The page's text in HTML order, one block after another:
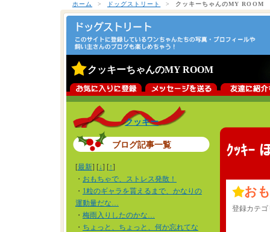
ホーム > ドッグストリート > クッキーちゃんのMY ROOM
クッキーちゃんのMY ROOM
クッキー
ブログ記事一覧
[最新] [↓] [↑]
・ おもちゃで、ストレス発散！
・ 1粒のギャラを貰えるまで、かなりの
運動量だな…
・ 梅雨入りしたのかな…
・ ちょっと、ちょっと、何か忘れてな
ｸｯｷｰ
お
登録カテゴ